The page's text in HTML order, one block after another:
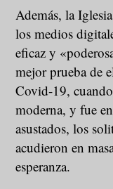
Además, la
los medios
eficaz y
mejor prueba de
Covid-19,
moderna, y fue
asustados, los
acudieron en
esperanza.